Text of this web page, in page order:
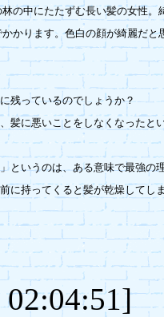
の中にたたずむ長い髪の女性。
かります。色白の顔が綺麗だと
残っているのでしょうか？
髪に悪いことをしなくなったと
というのは、ある意味で最強の
に持ってくると髪が乾燥してし